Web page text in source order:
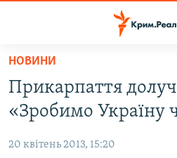
Перейти
основного
матеріалу
Перейти
до
ВОДА.КРИМ
ВІДЕО ТА ФОТО
ПОЛІТИКА
НОВИНИ
Прикарпаття
«Зробимо Україну
20 квітень 2013, 15:20